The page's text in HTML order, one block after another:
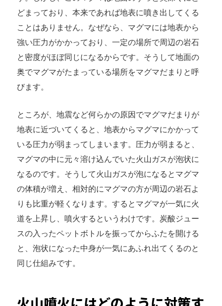
どまっており、本来であれば地表に噴き出してくる
ことはありません。なぜなら、マグマには地表から
強い圧力がかかっており、一定の場所で周辺の岩石
と密度がほぼ同じになるからです。そうして地面の
奥でマグマがたまっている場所をマグマだまりと呼
びます。
ところが、地震など何らかの原因でマグマだまりが
地表に近づいてくると、地表からマグマにかかって
いる圧力が弱まってしまいます。圧力が弱まると、
マグマの中に元々溶け込んでいた火山ガスが泡状に
なるのです。そうして火山ガスが泡になるとマグマ
の体積が増え、相対的にマグマの方が周辺の岩石よ
りも比重が軽くなります。するとマグマが一気に火
道を上昇し、噴火するというわけです。炭酸ジュー
スの入ったペットボトルを振ってからふたを開ける
と、泡状になった中身が一気にあふれ出てくるのと
同じ仕組みです。